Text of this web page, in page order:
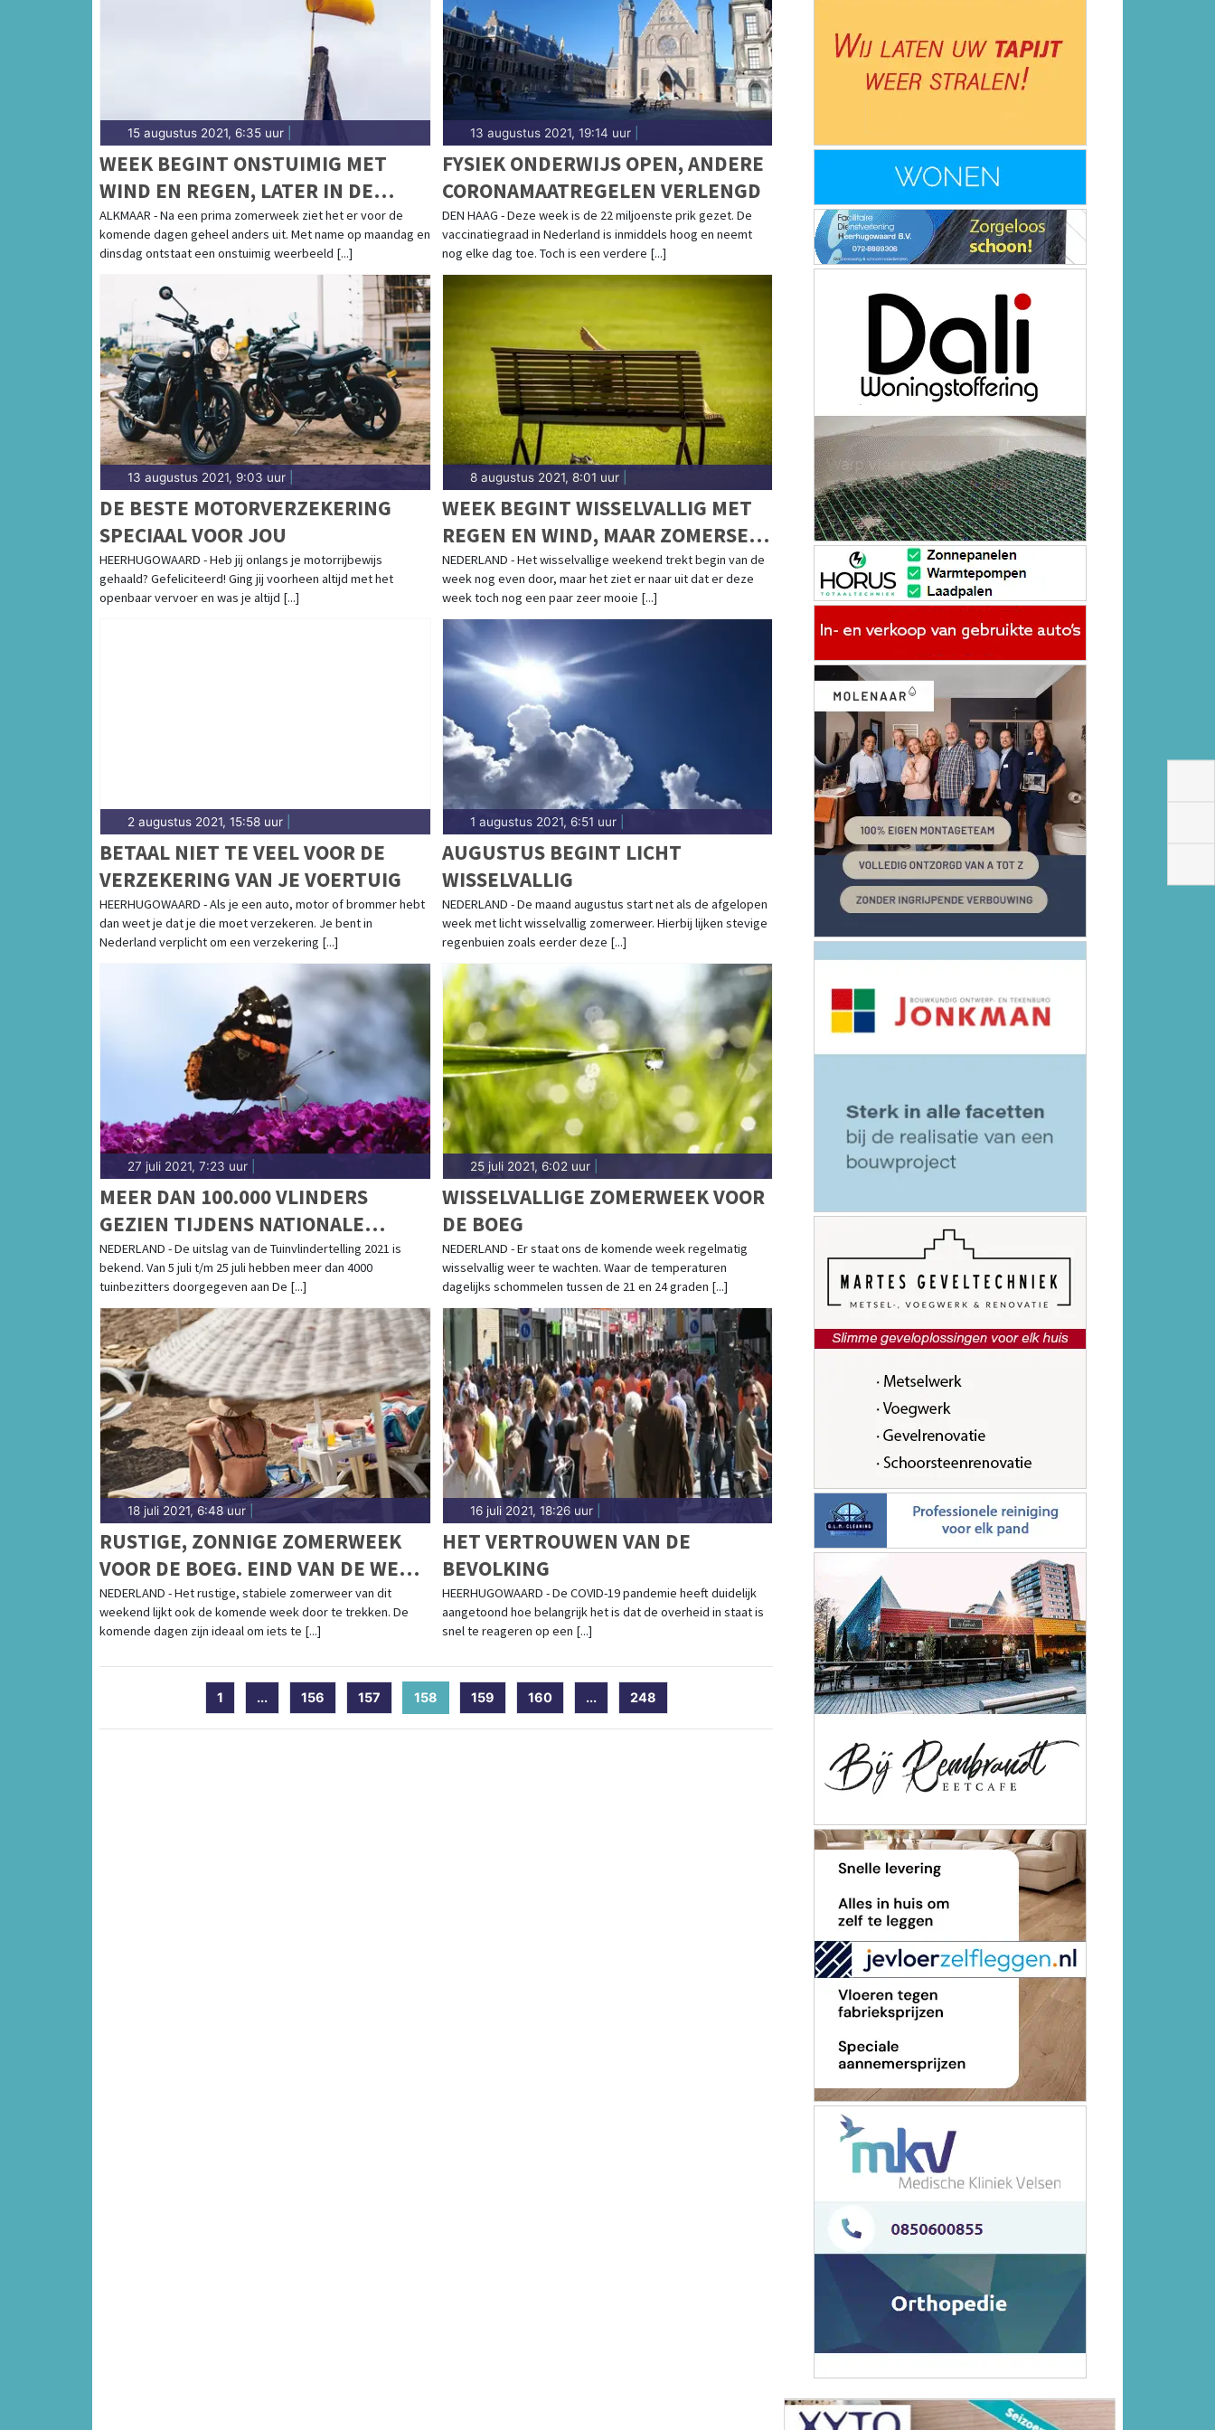
Coolplein in Heerhugowaard of het Waagplein in Alkmaar. Algemeen nieuws over het weer in de
15 augustus 2021, 6:35 uur
WEEK BEGINT ONSTUIMIG MET
WIND EN REGEN, LATER IN DE
WEEK RUSTIGER
ALKMAAR - Na een prima zomerweek ziet het er voor de
komende dagen geheel anders uit. Met name op maandag en
dinsdag ontstaat een onstuimig weerbeeld [...]
13 augustus 2021, 19:14 uur|
FYSIEK ONDERWIJS OPEN, ANDERE
CORONAMAATREGELEN VERLENGD
DEN HAAG - Deze week is de 22 miljoenste prik gezet. De
vaccinatiegraad in Nederland is inmiddels hoog en neemt
nog elke dag toe. Toch is een verdere [...]
13 augustus 2021, 9:03 uur
DE BESTE MOTORVERZEKERING
SPECIAAL VOOR JOU
HEERHUGOWAARD - Heb jij onlangs je motorrijbewijs
gehaald? Gefeliciteerd! Ging jij voorheen altijd met het
openbaar vervoer en was je altijd [...]
8 augustus 2021, 8:01 uur|
WEEK BEGINT WISSELVALLIG MET
REGEN EN WIND, MAAR ZOMERSE
DAGEN ZIJN OP KOMST
NEDERLAND - Het wisselvallige weekend trekt begin van de
week nog even door, maar het ziet er naar uit dat er deze
week toch nog een paar zeer mooie [...]
2 augustus 2021, 15:58 uur
BETAAL NIET TE VEEL VOOR DE
VERZEKERING VAN JE VOERTUIG
HEERHUGOWAARD - Als je een auto, motor of brommer hebt
dan weet je dat je die moet verzekeren. Je bent in
Nederland verplicht om een verzekering [...]
1 augustus 2021, 6:51 uur|
AUGUSTUS BEGINT LICHT
WISSELVALLIG
NEDERLAND - De maand augustus start net als de afgelopen
week met licht wisselvallig zomerweer. Hierbij lijken stevige
regenbuien zoals eerder deze [...]
27 juli 2021, 7:23 uur
MEER DAN 100.000 VLINDERS
GEZIEN TIJDENS NATIONALE
TUINVLINDERTELLING
NEDERLAND - De uitslag van de Tuinvlindertelling 2021 is
bekend. Van 5 juli t/m 25 juli hebben meer dan 4000
tuinbezitters doorgegeven aan De [...]
25 juli 2021, 6:02 uur|
WISSELVALLIGE ZOMERWEEK VOOR
DE BOEG
NEDERLAND - Er staat ons de komende week regelmatig
wisselvallig weer te wachten. Waar de temperaturen
dagelijks schommelen tussen de 21 en 24 graden [...]
18 juli 2021, 6:48 uur
RUSTIGE, ZONNIGE ZOMERWEEK
VOOR DE BOEG. EIND VAN DE WEEK
WARMER MET KANS OP ONWEER
NEDERLAND - Het rustige, stabiele zomerweer van dit
weekend lijkt ook de komende week door te trekken. De
komende dagen zijn ideaal om iets te [...]
16 juli 2021, 18:26 uur|
HET VERTROUWEN VAN DE
BEVOLKING
HEERHUGOWAARD - De COVID-19 pandemie heeft duidelijk
aangetoond hoe belangrijk het is dat de overheid in staat is
snel te reageren op een [...]
1 ... 156 157 158 (current)
159 160 ... 248